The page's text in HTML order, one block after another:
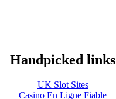
Handpicked links
UK Slot Sites
Casino En Ligne Fiable